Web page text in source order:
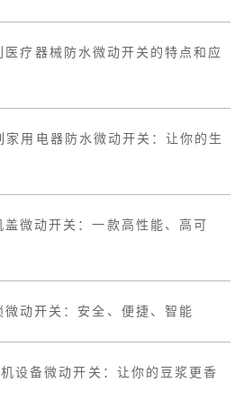
疗器械防水微动开关的特点和应
用电器防水微动开关：让你的生
微动开关：一款高性能、高可
动开关：安全、便捷、智能
设备微动开关：让你的豆浆更香